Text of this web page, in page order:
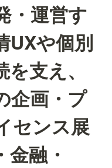
・運営す
UXや個別
支え、
企画・プ
センス展
融・